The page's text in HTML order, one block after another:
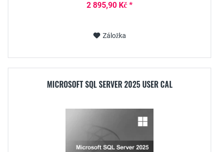
2 895,90 Kč *
Záložka
MICROSOFT SQL SERVER 2025 USER CAL